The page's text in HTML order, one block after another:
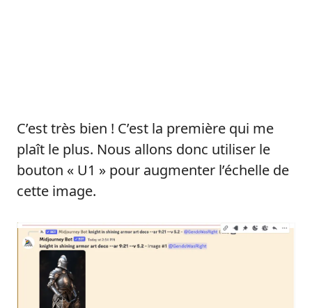
C’est très bien ! C’est la première qui me
plaît le plus. Nous allons donc utiliser le
bouton « U1 » pour augmenter l’échelle de
cette image.